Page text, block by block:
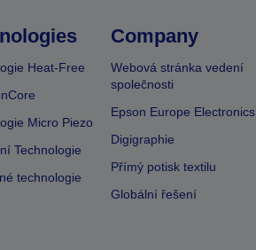
Heat-Free
Micro Piezo
Technologie
technologie
Company
Webová stránka vedení
společnosti
Epson Europe Electronics
Digigraphie
Přímý potisk textilu
Globální řešení